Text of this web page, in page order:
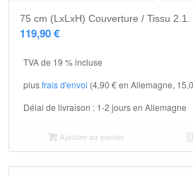
75 cm (LxLxH) Couverture / Tissu 2.1.
119,90€
TVA de 19 % incluse
plusfrais d'envoi (4,90 € en Allemagne,
Délai de livraison : 1-2 jours en Allemagne
Ajouter au panier